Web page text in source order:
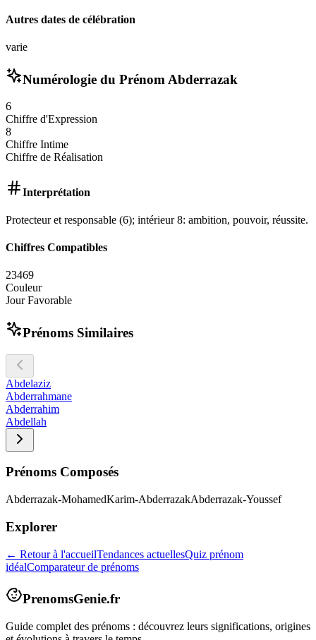
Autres dates de célébration
varie
Numérologie du Prénom Abderrazak
6
Chiffre d'Expression
8
Chiffre Intime
Chiffre de Réalisation
Interprétation
Protecteur et responsable (6); intérieur 8: ambition, pouvoir, réussite.
Chiffres Compatibles
23469
Couleur
Jour Favorable
Prénoms Similaires
Abdelaziz
Abderrahmane
Abderrahim
Abdellah
Prénoms Composés
Abderrazak-MohamedKarim-AbderrazakAbderrazak-Youssef
Explorer
← Retour à l'accueilTendances actuellesQuiz prénom
idéalComparateur de prénoms
PrenomsGenie.fr
Guide complet des prénoms : découvrez leurs significations, origines